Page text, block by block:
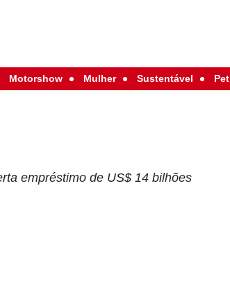
Motorshow Mulher Sustentável Pet
empréstimo de US$ 14 bilhões